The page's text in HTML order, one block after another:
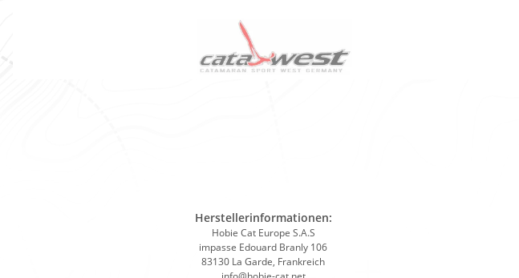
Herstellerinformationen:
Hobie Cat Europe S.A.S
impasse Edouard Branly 106
83130 La Garde, Frankreich